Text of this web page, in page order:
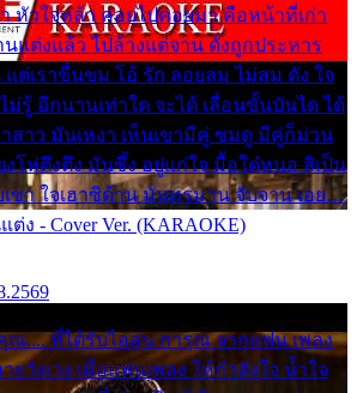
หัวใจหล้า คอยไปคอยมา คือหน้าที่เก่า
นแต่งแล้ว ไปล้างแต่จาน ดั่งถูกประหาร
แต่เราขื่นขม โอ้ รัก ลอยลม ไม่สม ดัง ใจ
ม่รู้ อีกนานเท่าใด จะได้ เลื่อนขั้นบันได ได้
าสาว มันเหงา เห็นเขามีคู่ ซมดู มีคู่ก็ม่วน
งโห่ตึงตึง มันซึ้ง อยู่แก่ใจ มื้อใด๋หนอ สิเป็น
เขา ใจเฮาซิด้าน มันทรมาน จับจาน เอย…
ต่ง - Cover Ver. (KARAOKE)
ณ.... ที่ได้รับไออุ่น การุณ จากแฟน เพลง
วังเวง เมื่อแฟนเพลง ให้กำลังใจ น้ำใจ